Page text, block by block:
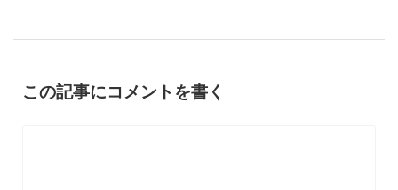
この記事にコメントを書く